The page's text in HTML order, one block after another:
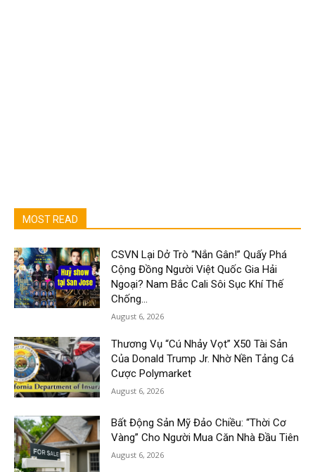
MOST READ
CSVN Lại Dở Trò “Nắn Gân!” Quấy Phá
Cộng Đồng Người Việt Quốc Gia Hải
Ngoại? Nam Bắc Cali Sôi Sục Khí Thế
Chống...
August 6, 2026
Thương Vụ “Cú Nhảy Vọt” X50 Tài Sản
Của Donald Trump Jr. Nhờ Nền Tảng Cá
Cược Polymarket
August 6, 2026
Bất Động Sản Mỹ Đảo Chiều: “Thời Cơ
Vàng” Cho Người Mua Căn Nhà Đầu Tiên
August 6, 2026